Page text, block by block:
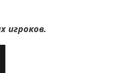
игроков.